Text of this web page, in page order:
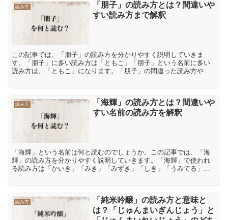
読み方
「朋子」の読み方とは？間違いや
すい読み方まで解釈
この記事では、「朋子」の読み方を分かりやすく説明していきま
す。「朋子」に多い読み方は「ともこ」「朋子」という名前に多い
読み方は、「ともこ」になります。「朋子」の間違った読み方や間
読み方
「海輝」の読み方とは？間違いや
すい名前の読み方を解釈
「海輝」という名前は何と読むのでしょうか。この記事では、「海
輝」の読み方を分かりやすく説明していきます。「海輝」で使われ
る読み方は「かいき」「みき」「みずき」「しき」「うみてる」
読み方
「純米吟醸」の読み方と意味と
は？「じゅんまいぎんじょう」と